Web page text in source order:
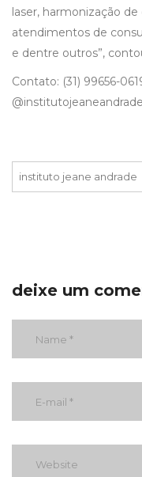
laser, harmonização
atendimentos de
e dentre outros”,
Contato: (31) 99656-
@institutojeaneandrade
instituto jeane andrade
deixe um